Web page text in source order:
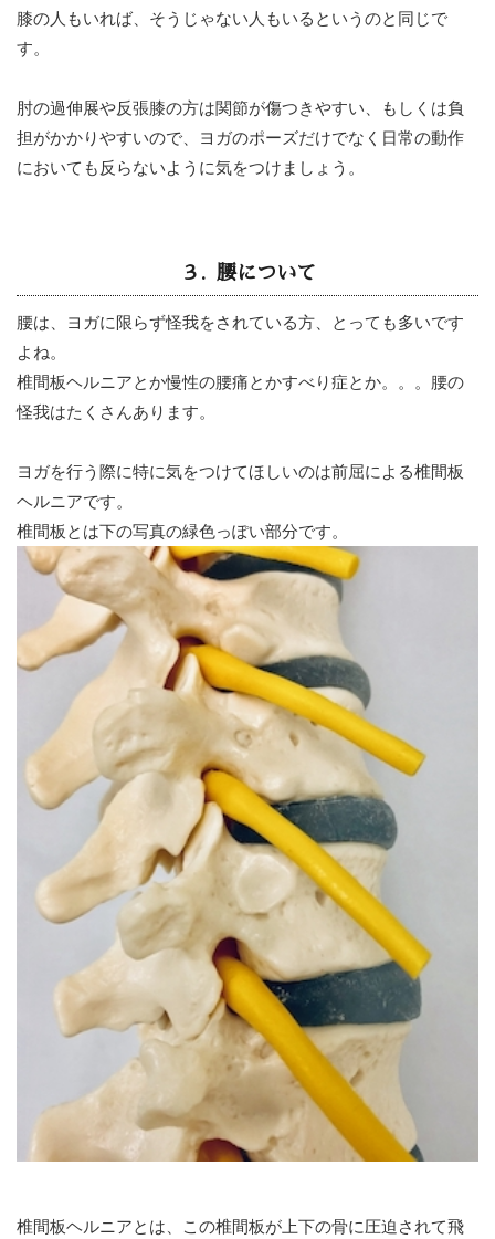
膝の人もいれば、そうじゃない人もいるというのと同じで
す。
肘の過伸展や反張膝の方は関節が傷つきやすい、もしくは負
担がかかりやすいので、ヨガのポーズだけでなく日常の動作
においても反らないように気をつけましょう。
３. 腰について
腰は、ヨガに限らず怪我をされている方、とっても多いです
よね。
椎間板ヘルニアとか慢性の腰痛とかすべり症とか。。。腰の
怪我はたくさんあります。
ヨガを行う際に特に気をつけてほしいのは前屈による椎間板
ヘルニアです。
椎間板とは下の写真の緑色っぽい部分です。
椎間板ヘルニアとは、この椎間板が上下の骨に圧迫されて飛